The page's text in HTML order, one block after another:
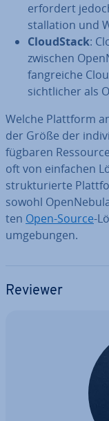
erfordert
stal­la­ti­on und
Cloud­Stack:
zwischen
fang­rei­che
sicht­li­cher als
Welche Plattform
der Größe der
füg­ba­ren
oft von einfachen
struk­tu­rier­te
sowohl
ten Open-Source-
um­ge­bun­gen.
Reviewer